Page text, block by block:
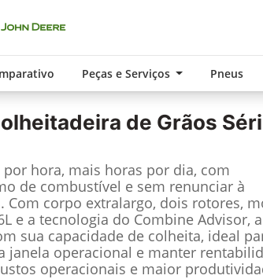
Peças e Serviços Pneus
de Grãos
hora, mais horas por dia, com
de combustível e sem renunciar à
Com corpo extralargo, dois rotores,
e a tecnologia do Combine Advisor,
sua capacidade de colheita, ideal
janela operacional e manter
operacionais e maior